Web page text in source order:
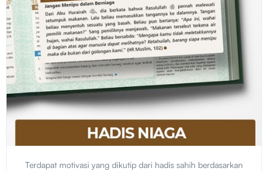
Terdapat motivasi yang dikutip dari hadis sahih berdasarkan